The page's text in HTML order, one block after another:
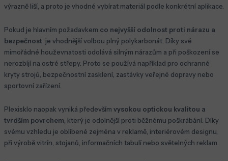
výrazně liší, a proto je vhodné vybírat materiál podle konkrétní aplikace.
Pokud je hlavním požadavkem co nejvyšší odolnost proti nárazu a
bezpečnost , je vhodnější volbou plný polykarbonát. Díky své
mimořádné houževnatosti odolává silným nárazům a při poškození se
nerozbíjí na ostré střepy. Proto se používá například pro ochranné
kryty strojů, bezpečnostní zasklení, zastávky veřejné dopravy nebo
sportovní zařízení.
Plexisklo naopak vyniká především vysokou optickou kvalitou a
tvrdším povrchem , který je odolnější proti běžnému poškrábání. Díky
svému vzhledu je oblíbené zejména v reklamě, interiérovém designu,
při výrobě vitrín, stojanů, informačních tabulí nebo světelných reklam.